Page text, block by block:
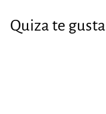
Quiza te gusta